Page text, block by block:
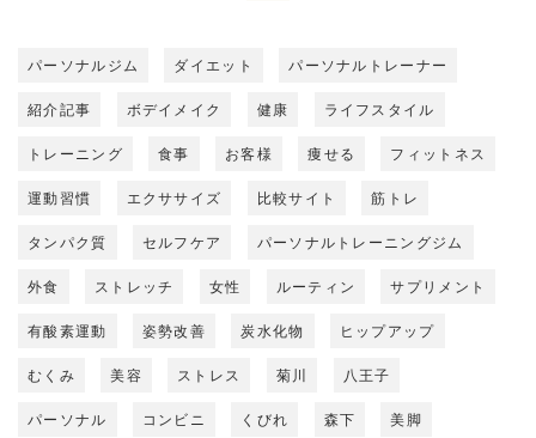
パーソナルジム ダイエット パーソナルトレーナー
紹介記事 ボデイメイク 健康 ライフスタイル
トレーニング 食事 お客様 痩せる フィットネス
運動習慣 エクササイズ 比較サイト 筋トレ
タンパク質 セルフケア パーソナルトレーニングジム
外食 ストレッチ 女性 ルーティン サプリメント
有酸素運動 姿勢改善 炭水化物 ヒップアップ
むくみ 美容 ストレス 菊川 八王子
パーソナル コンビニ くびれ 森下 美脚